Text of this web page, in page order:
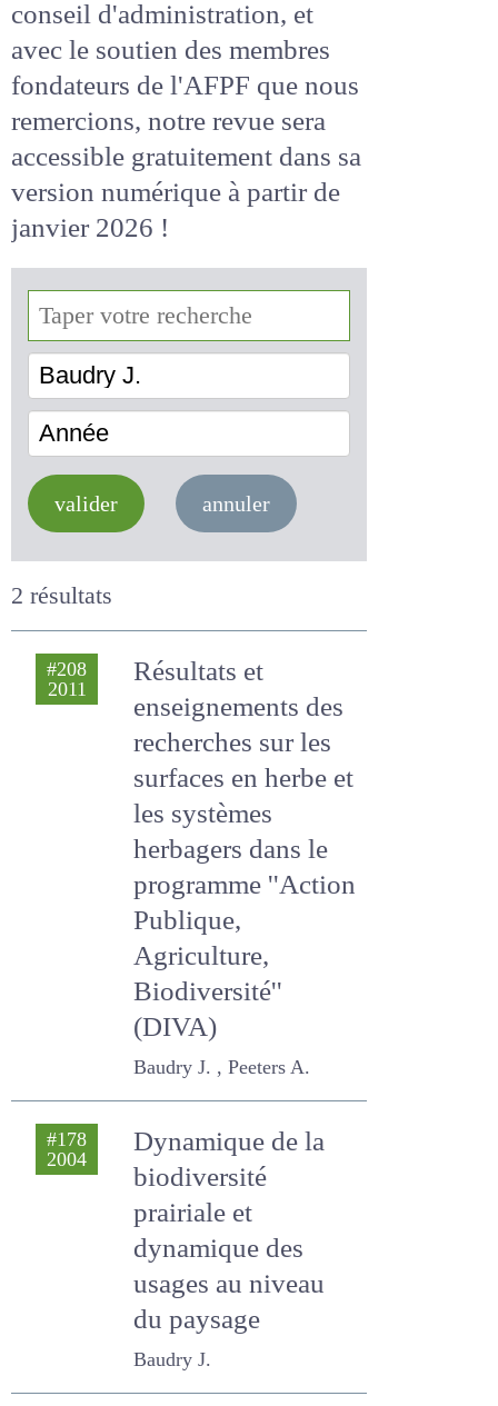
Suite à la décision de notre
conseil d'administration, et
avec le soutien des membres
fondateurs de l'AFPF que nous
remercions, notre revue sera
accessiblegratuitementdans
sa version numérique
de janvier 2026 !
Baudry J.
valider annuler
2 résultats
#208
Résultats et
enseignements
des recherches sur
les surfaces en
herbe et les
systèmes
herbagers dans le
programme
''Action Publique,
Agriculture,
Biodiversité'' (DIVA)
Baudry J. , Peeters A.
#178
Dynamique de la
biodiversité
prairiale et
dynamique des
usages au niveau
du paysage
Baudry J.